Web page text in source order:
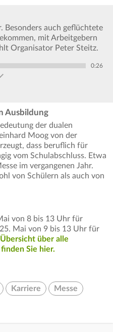
Besonders auch geflüchtete
mit Arbeitgebern
Organisator Peter Steitz.
0:26
Ausbildung
der dualen
Moog von der
dass beruflich für
vom Schulabschluss. Etwa
im vergangenen Jahr.
von Schülern als auch von
von 8 bis 13 Uhr für
Mai von 9 bis 13 Uhr für
Übersicht über alle
Sie hier.
Karriere Messe